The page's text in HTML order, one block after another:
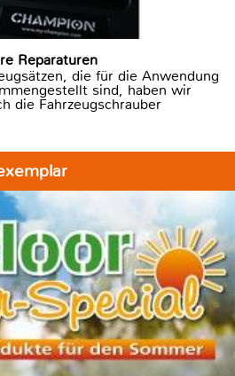
Reparaturen
die für die Anwendung
sind, haben wir
die Fahrzeugschrauber